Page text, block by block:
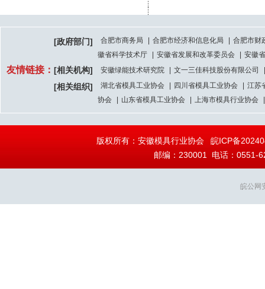
友情链接：
[政府部门] 合肥市商务局 合肥市经济和信息化局
合肥市财
徽省科学技术厅
安徽省发展和改革委员会 安徽
[相关机构] 安徽绿能技术研究院 文一三佳科技股份有限公司
[相关组织] 湖北省模具工业协会 四川省模具工业协会
江苏
协会
山东省模具工业协会 上海市模具行业协会
版权所有：安徽模具行业协会
皖ICP备
邮编：230001 电话：0551-
皖公网